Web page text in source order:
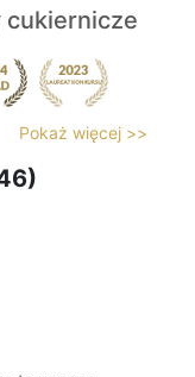
cukiernicze
Pokaż więcej >>